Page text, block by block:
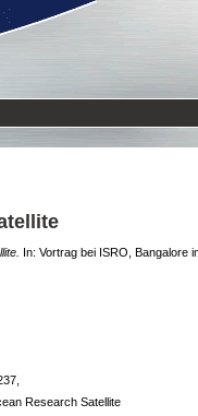
In: Vortrag bei ISRO, Bangalore
Research Satellite